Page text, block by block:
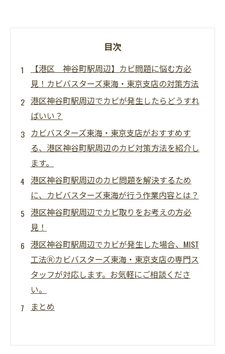
目次
【港区 神谷町駅周辺】カビ問題に悩む方必
見！カビバスターズ東海・東京支店の対策方法
港区神谷町駅周辺でカビが発生したらどうすれ
ばいい？
カビバスターズ東海・東京支店がおすすめす
る、港区神谷町駅周辺のカビ対策方法を紹介し
ます。
港区神谷町駅周辺のカビ問題を解決するため
に、カビバスターズ東海が行う作業内容とは？
港区神谷町駅周辺でカビ取りをお考えの方必
見！
港区神谷町駅周辺でカビが発生した場合、MIST
工法Ⓡカビバスターズ東海・東京支店の専門ス
タッフが対応します。お気軽にご相談くださ
い。
まとめ